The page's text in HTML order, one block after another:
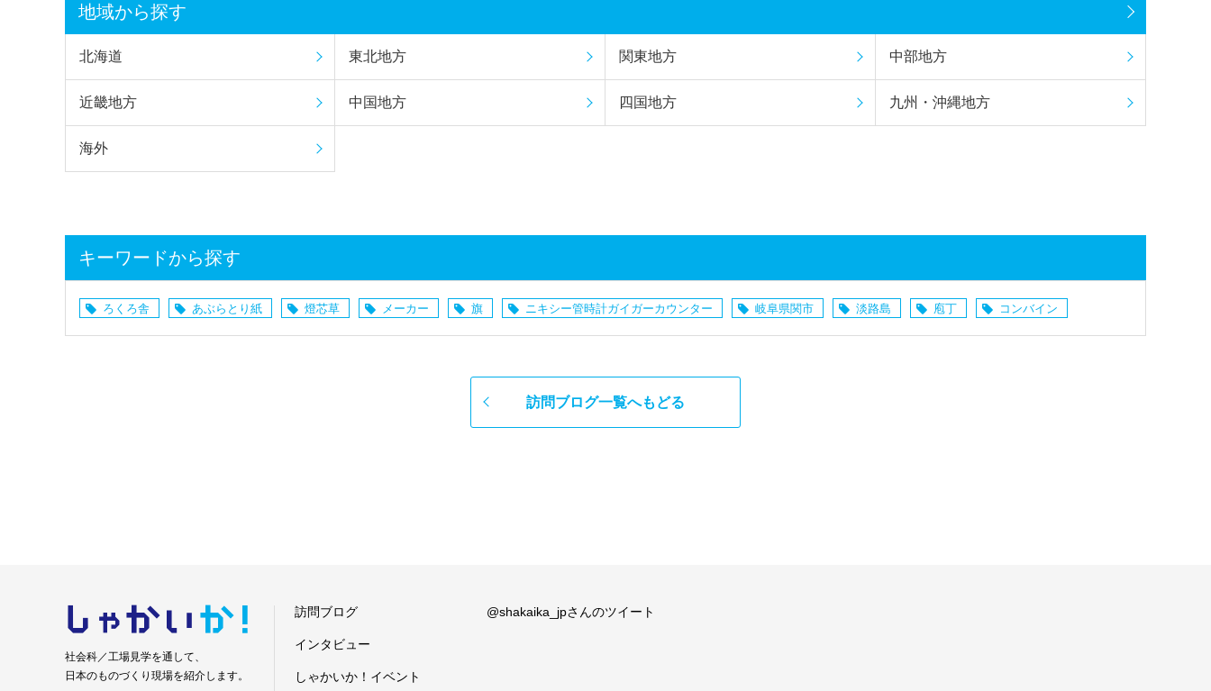
地域から探す
北海道 東北地方 関東地方 中部地方
近畿地方 中国地方 四国地方 九州・沖縄地方
海外
キーワードから探す
ろくろ舎 あぶらとり紙 燈芯草 メーカー 旗 ニキシー管時計ガイガーカウンター 岐阜県関市 淡路島 庖丁 コンバイン
訪問ブログ一覧へもどる
しゃかい か！
社会科／工場見学を通して、
日本のものづくり現場を紹介します。
訪問ブログ
インタビュー
しゃかいか！イベント
@shakaika_jpさんのツイート